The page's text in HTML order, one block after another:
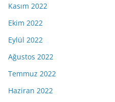
Kasım 2022
Ekim 2022
Eylül 2022
Ağustos 2022
Temmuz 2022
Haziran 2022